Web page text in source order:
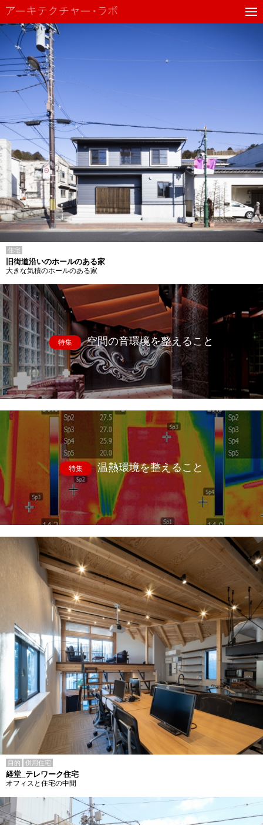
住宅
旧街道沿いのホールのある家
大きな気積のホールのある家
特集 空間の音環境を整えること
特集 温熱環境を整えること
目的 併用住宅
経堂_テレワーク住宅
オフィスと住宅の中間